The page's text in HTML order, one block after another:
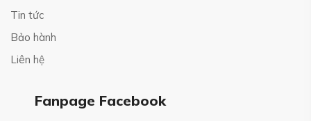
Tin tức
Bảo hành
Liên hệ
Fanpage Facebook